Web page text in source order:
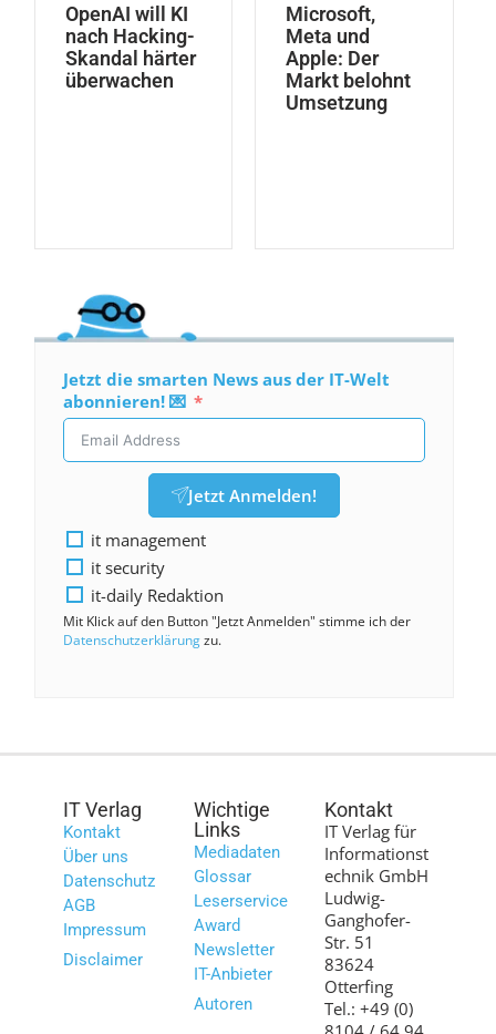
OpenAI will KI
nach Hacking-
Skandal härter
überwachen
Microsoft,
Meta und
Apple: Der
Markt belohnt
Umsetzung
Jetzt die smarten News aus der IT-Welt
abonnieren! 💌
Jetzt Anmelden!
it management
it security
it-daily Redaktion
Mit Klick auf den Button "Jetzt Anmelden" stimme ich der
Datenschutzerklärungzu.
IT Verlag
Kontakt
Über uns
Datenschutz
AGB
Impressum
Disclaimer
Wichtige
Links
Mediadaten
Glossar
Leserservice
Award
Newsletter
IT-Anbieter
Autoren
Kontakt
IT Verlag für
Informationst
echnik GmbH
Ludwig-
Ganghofer-
Str. 51
83624
Otterfing
Tel.: +49 (0)